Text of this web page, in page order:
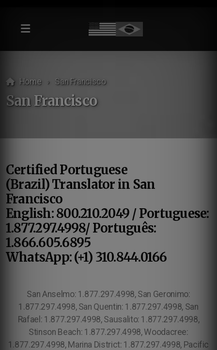
Home San Francisco
San Francisco
Certified Portuguese
(Brazil) Translator in San
Francisco
English: 800.210.2049 / Portuguese:
1.877.297.4998/ Português:
1.866.605.6895
WhatsApp: (+1) 310.844.0166
San Anselmo: 1.877.297.4998, San Geronimo:
1.877.297.4998, San Quentin: 1.877.297.4998, San
Rafael: 1.877.297.4998, Sausalito: 1.877.297.4998,
Stinson Beach: 1.877.297.4998, Woodacree:
1.877.297.4998, Marina District: 1.877.297.4998, Pacific